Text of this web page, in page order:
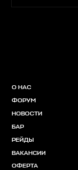
О НАС
ФОРУМ
НОВОСТИ
БАР
РЕЙДЫ
ВАКАНСИИ
ОФЕРТА